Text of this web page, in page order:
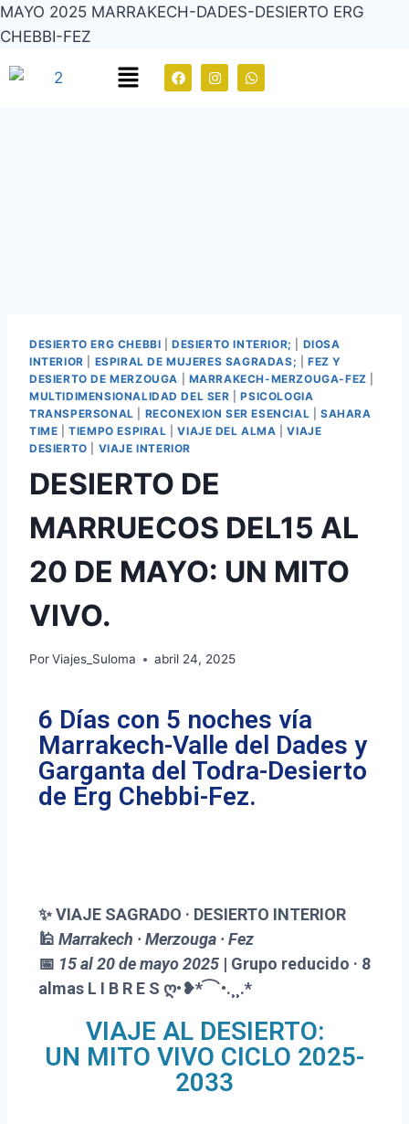
MAYO 2025 MARRAKECH-DADES-DESIERTO ERG
CHEBBI-FEZ
DESIERTO ERG CHEBBI |DESIERTO INTERIOR;
DIOSA
INTERIOR
ESPIRAL DE MUJERES SAGRADAS; |FEZ Y
DESIERTO DE MERZOUGA
MARRAKECH-MERZOUGA-FEZ
MULTIDIMENSIONALIDAD DEL SER |PSICOLOGIA
TRANSPERSONAL
RECONEXION SER ESENCIAL |SAHARA
TIME |TIEMPO ESPIRAL |VIAJE DEL ALMA |VIAJE
DESIERTO
VIAJE INTERIOR
DESIERTO DE
MARRUECOS DEL15 AL
20 DE MAYO: UN MITO
VIVO.
PorViajes_Suloma abril 24, 2025
6 Días con 5 noches vía
Marrakech-Valle del Dades y
Garganta del Todra-Desierto
de Erg Chebbi-Fez.
✨VIAJE SAGRADO · DESIERTO INTERIOR
🕌 Marrakech · Merzouga · Fez
📅 15 al 20 de mayo 2025 | Grupo reducido · 8
almas L I B R E S ღ•❥*⁀`•.¸¸.*
VIAJE AL DESIERTO:
UN MITO VIVO CICLO 2025-
2033